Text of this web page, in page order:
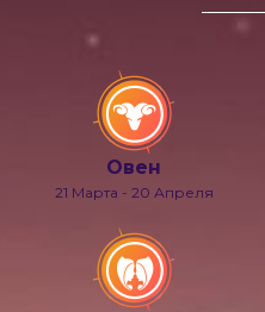
Овен
21 Марта - 20 Апреля